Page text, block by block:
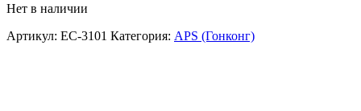
Нет в наличии
Артикул: EC-3101 Категория: APS (Гонконг)